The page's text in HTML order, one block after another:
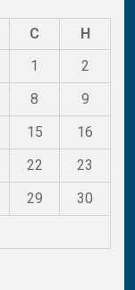
С
Н
1
2
8
9
15
16
22
23
29
30